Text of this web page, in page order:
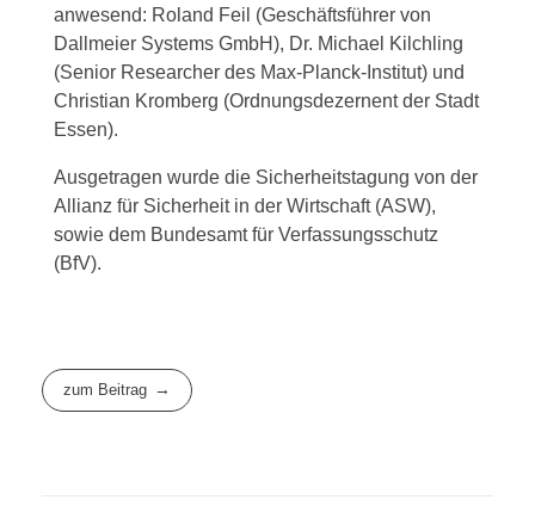
anwesend: Roland Feil (Geschäftsführer von
Dallmeier Systems GmbH), Dr. Michael Kilchling
(Senior Researcher des Max-Planck-Institut) und
Christian Kromberg (Ordnungsdezernent der Stadt
Essen).
Ausgetragen wurde die Sicherheitstagung von der
Allianz für Sicherheit in der Wirtschaft (ASW),
sowie dem Bundesamt für Verfassungsschutz
(BfV).
zum Beitrag